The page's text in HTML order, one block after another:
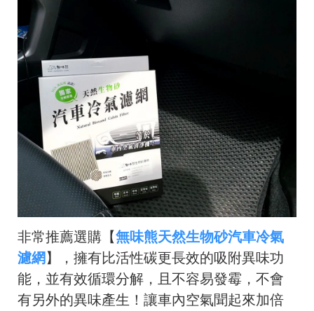
非常推薦選購【無味熊天然生物砂汽車冷氣
濾網】，擁有比活性碳更長效的吸附異味功
能，並有效循環分解，且不容易發霉，不會
有另外的異味產生！讓車內空氣聞起來加倍